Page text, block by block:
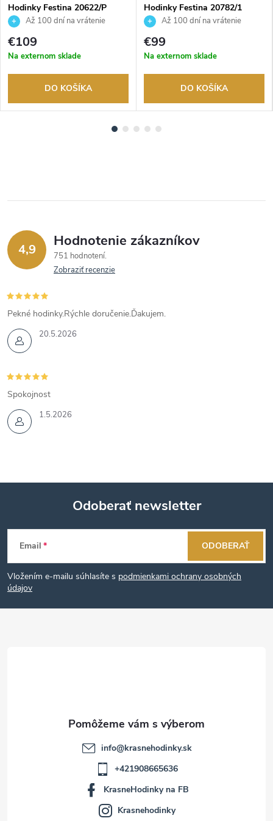
Hodinky Festina 20622/P
Až 100 dní na vrátenie
tovaru. Autorizovaný predajca.
€109
Na externom sklade
DO KOŠÍKA
Hodinky Festina 20782/1
Až 100 dní na vrátenie
tovaru. Autorizovaný predajca.
€99
Na externom sklade
DO KOŠÍKA
4,9 Hodnotenie zákazníkov
751 hodnotení
Zobraziť recenzie
20.5.2026
Pekné hodinky.Rýchle doručenie.Ďakujem.
1.5.2026
Spokojnost
Z
á
p
Odoberať newsletter
Email
Vložením e-mailu súhlasíte s podmienkami ochrany osobných
údajov
ODOBERAŤ
info@krasnehodinky.sk
+421908665636
KrasneHodinky na FB
Krasnehodinky